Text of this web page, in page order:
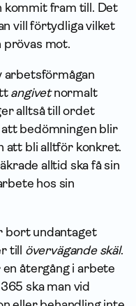
kommit fram till. Det
vill förtydliga vilket
mot.
arbetsförmågan
angivetnormalt
alltså till ordet
bedömningen blir
att bli alltför konkret.
alltid ska få sin
hos sin
bort undantaget
till övervägande skäl.
återgång i arbete
ska man vid